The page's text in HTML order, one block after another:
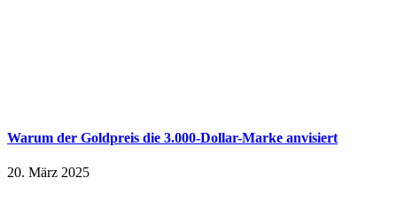
Warum der Goldpreis die 3.000-Dollar-Marke anvisiert
20. März 2025